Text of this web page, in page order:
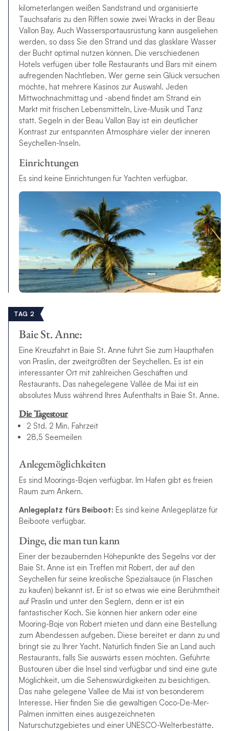
kilometerlangen weißen Sandstrand und organisierte
Tauchsafaris zu den Riffen sowie zwei Wracks in der Beau
Vallon Bay. Auch Wassersportausrüstung kann ausgeliehen
werden, so dass Sie den Strand und das glasklare Wasser
der Bucht optimal nutzen können. Die verschiedenen
Hotels verfügen über tolle Restaurants und Bars mit einem
aufregenden Nachtleben. Wer gerne sein Glück versuchen
möchte, hat mehrere Kasinos zur Auswahl. Jeden
Mittwochnachmittag und -abend findet am Strand ein
Markt mit frischen Lebensmitteln, Live-Musik und Tanz
statt. Segeln in der Beau Vallon Bay ist ein deutlicher
Kontrast zur entspannten Atmosphäre vieler der inneren
Seychellen-Inseln.
Einrichtungen
Es sind keine Einrichtungen für Yachten verfügbar.
TAG 2
Baie St. Anne:
Eine Kreuzfahrt in Baie St. Anne führt Sie zum Haupthafen
von Praslin, der zweitgrößten der Seychellen. Es ist ein
interessanter Ort mit zahlreichen Geschäften und
Restaurants. Das nahegelegene Vallée de Mai ist ein
absolutes Muss während Ihres Aufenthalts in Baie St. Anne.
Die Tagestour
2 Std. 2 Min. Fahrzeit
28,5 Seemeilen
Anlegemöglichkeiten
Es sind Moorings-Bojen verfügbar. Im Hafen gibt es freien
Raum zum Ankern.
Anlegeplatz fürs Beiboot: Es sind keine Anlegeplätze für
Beiboote verfügbar.
Dinge, die man tun kann
Einer der bezaubernden Höhepunkte des Segelns vor der
Baie St. Anne ist ein Treffen mit Robert, der auf den
Seychellen für seine kreolische Spezialsauce (in Flaschen
zu kaufen) bekannt ist. Er ist so etwas wie eine Berühmtheit
auf Praslin und unter den Seglern, denn er ist ein
fantastischer Koch. Sie können hier ankern oder eine
Mooring-Boje von Robert mieten und dann eine Bestellung
zum Abendessen aufgeben. Diese bereitet er dann zu und
bringt sie zu Ihrer Yacht. Natürlich finden Sie an Land auch
Restaurants, falls Sie auswärts essen möchten. Geführte
Bustouren über die Insel sind verfügbar und sind eine gute
Möglichkeit, um die Sehenswürdigkeiten zu besichtigen.
Das nahe gelegene Vallee de Mai ist von besonderem
Interesse. Hier finden Sie die gewaltigen Coco-De-Mer-
Palmen inmitten eines ausgezeichneten
Naturschutzgebietes und einer UNESCO-Welterbestätte.